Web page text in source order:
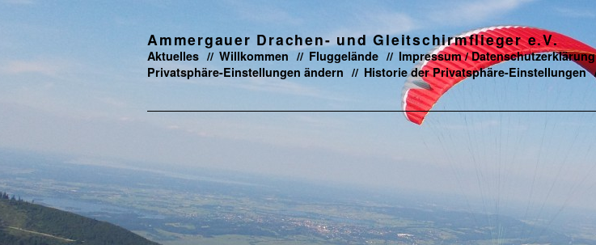
Ammergauer Drachen- und Gleitschirmflieger e.V.
Aktuelles Willkommen Fluggelände Impressum / Datenschutzerklärung
Privatsphäre-Einstellungen ändern
Historie der Privatsphäre-Einstellungen